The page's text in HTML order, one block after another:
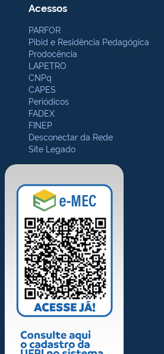
Acessos
PARFOR
Pibid e Residência Pedagógica
Prodocência
LAPETRO
CNPq
CAPES
Periódicos
FADEX
FINEP
Desconectar da Rede
Site Legado